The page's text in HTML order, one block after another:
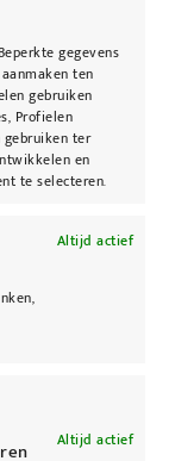
gegevens
ten
gebruiken
Profielen
ter
en
te selecteren.
Altijd actief
Altijd actief
met 10%
dit
voor
25°C in